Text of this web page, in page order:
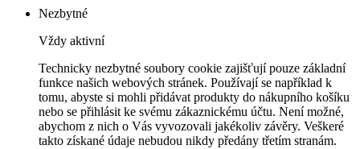
Nezbytné
Vždy aktivní
Technicky nezbytné soubory cookie zajišťují pouze základní
funkce našich webových stránek. Používají se například k
tomu, abyste si mohli přidávat produkty do nákupního košíku
nebo se přihlásit ke svému zákaznickému účtu. Není možné,
abychom z nich o Vás vyvozovali jakékoliv závěry. Veškeré
takto získané údaje nebudou nikdy předány třetím stranám.